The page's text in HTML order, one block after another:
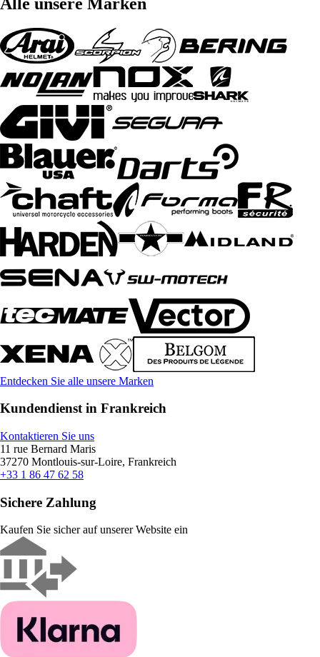
Entdecken Sie alle unsere Marken
Kundendienst in Frankreich
Kontaktieren Sie uns
11 rue Bernard Maris
37270 Montlouis-sur-Loire, Frankreich
+33 1 86 47 62 58
Sichere Zahlung
Kaufen Sie sicher auf unserer Website ein